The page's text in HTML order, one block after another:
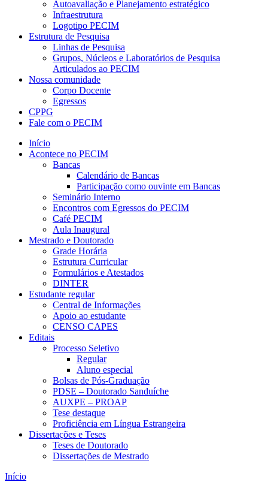
Autoavaliação e Planejamento estratégico
Infraestrutura
Logotipo PECIM
Estrutura de Pesquisa
Linhas de Pesquisa
Grupos, Núcleos e Laboratórios de Pesquisa
Articulados ao PECIM
Nossa comunidade
Corpo Docente
Egressos
CPPG
Fale com o PECIM
Início
Acontece no PECIM
Bancas
Calendário de Bancas
Participação como ouvinte em Bancas
Seminário Interno
Encontros com Egressos do PECIM
Café PECIM
Aula Inaugural
Mestrado e Doutorado
Grade Horária
Estrutura Curricular
Formulários e Atestados
DINTER
Estudante regular
Central de Informações
Apoio ao estudante
CENSO CAPES
Editais
Processo Seletivo
Regular
Aluno especial
Bolsas de Pós-Graduação
PDSE – Doutorado Sanduíche
AUXPE – PROAP
Tese destaque
Proficiência em Língua Estrangeira
Dissertações e Teses
Teses de Doutorado
Dissertações de Mestrado
Início